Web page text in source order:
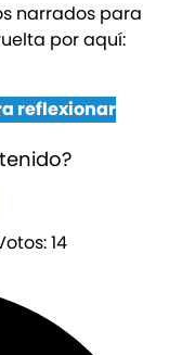
narrados para
por aquí:
reflexionar
14